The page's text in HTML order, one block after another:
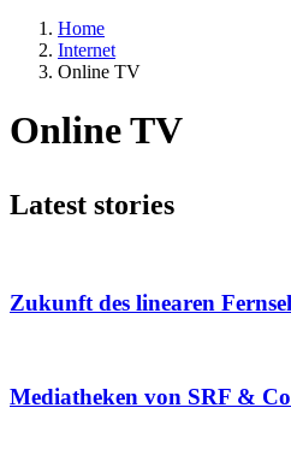
Home
Internet
Online TV
Online TV
Latest stories
Zukunft des linearen
Mediatheken von SRF &